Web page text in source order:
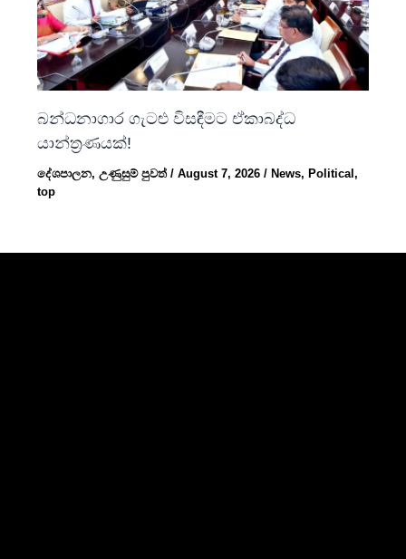
බන්ධනාගාර ගැටළු විසඳීමට ඒකාබද්ධ
යාන්ත්‍රණයක්!
දේශපාලන,උණුසුම් පුවත්/August 7, 2026/News,Political,
top